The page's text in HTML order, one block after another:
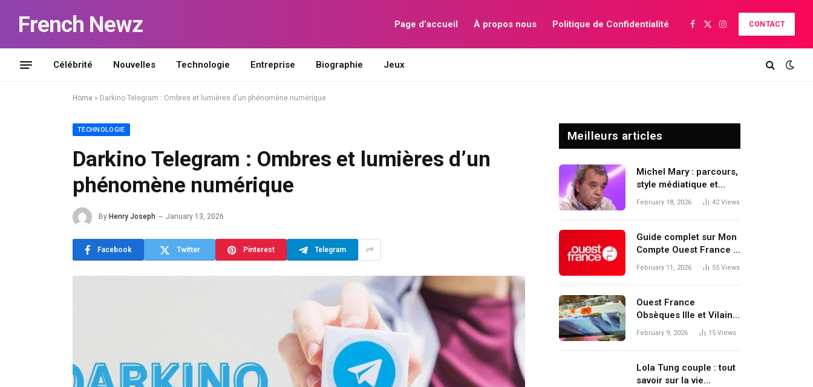
French Newz Page d’accueil À propos nous Politique de Confidentialité Facebook
X
Instagram
CONTACT
Célébrité Nouvelles Technologie Entreprise Biographie Jeux
Home » Darkino Telegram : Ombres et lumières d’un phénomène numérique
TECHNOLOGIE
Darkino Telegram : Ombres et lumières d’un
phénomène numérique
By Henry Joseph January 13, 2026
Facebook Twitter Pinterest Telegram
Meilleurs articles
Michel Mary : parcours,
style médiatique et
place dans le
February 18, 2026 42Views
Guide complet sur Mon
Compte Ouest France :
création, utilisation et
February 11, 2026 55 Views
Ouest France
Obsèques Ille et Vilaine
: Guide Complet pour
February 9, 2026 15 Views
Lola Tung couple : tout
savoir sur la vie